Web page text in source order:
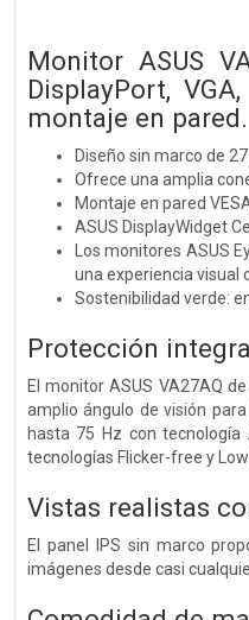
Monitor ASUS
DisplayPort,
montaje en pared.
Diseño sin marco de
Ofrece una amplia
Montaje en pared
ASUS DisplayWidget
Los monitores ASUS
una experiencia visual
Sostenibilidad verde:
Protección
El monitor ASUS VA27AQ
amplio ángulo de visión
hasta 75 Hz con
tecnologías Flicker-free y
Vistas realistas
El panel IPS sin marco
imágenes desde casi